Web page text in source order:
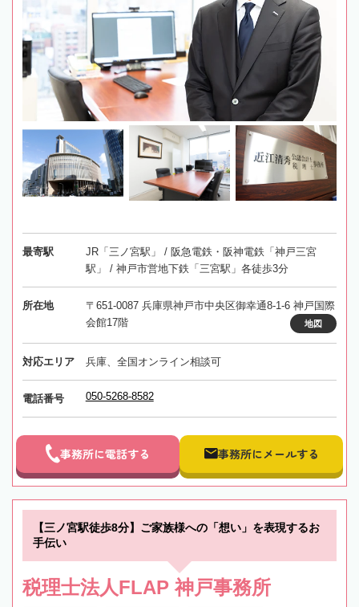
最寄駅
JR「三ノ宮駅」 / 阪急電鉄・阪神電鉄「神戸三宮
駅」 / 神戸市営地下鉄「三宮駅」各徒歩3分
所在地
〒651-0087 兵庫県神戸市中央区御幸通8-1-6 神戸国際
会館17階
地図
対応エリア 兵庫、全国オンライン相談可
電話番号 050-5268-8582
事務所に電話する 事務所にメールする
【三ノ宮駅徒歩8分】ご家族様への「想い」を表現するお
手伝い
税理士法人FLAP 神戸事務所